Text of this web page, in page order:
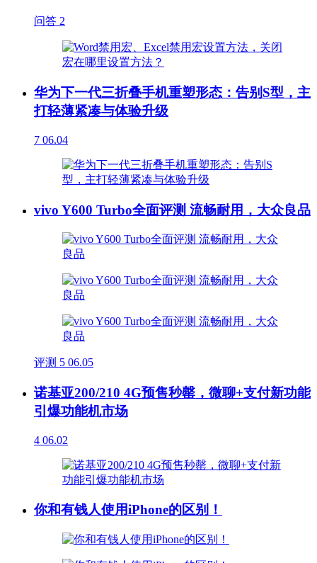
问答 2
华为下一代三折叠手机重塑形态：告别S型，主
打轻薄紧凑与体验升级
7 06.04
vivo Y600 Turbo全面评测 流畅耐用，大众良品
评测 5 06.05
诺基亚200/210 4G预售秒罄，微聊+支付新功能
引爆功能机市场
4 06.02
你和有钱人使用iPhone的区别！